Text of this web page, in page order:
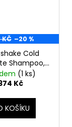
KČ –20 %
Cold
Shampoo,
ml(1 ks)
Kč
KOŠÍKU